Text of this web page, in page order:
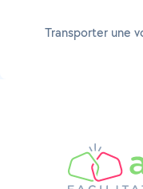
Transporter une